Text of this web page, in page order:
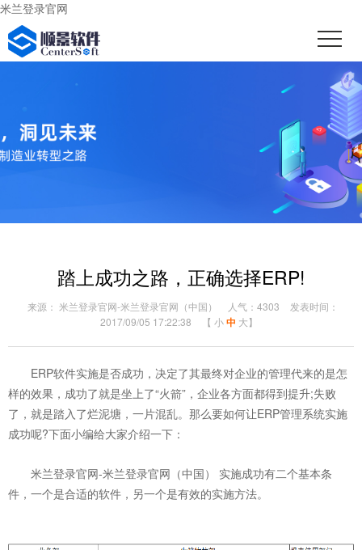
米兰登录官网
踏上成功之路，正确选择ERP!
来源： 米兰登录官网-米兰登录官网（中国） 人气：4303
发表时间：
2017/09/05 17:22:38
【 小中 大】
ERP软件实施是否成功，决定了其最终对企业的管理代来的是怎
样的效果，成功了就是坐上了“火箭”，企业各方面都得到提升;失败
了，就是踏入了烂泥塘，一片混乱。那么要如何让ERP管理系统实施
成功呢?下面小编给大家介绍一下：
米兰登录官网-米兰登录官网（中国） 实施成功有二个基本条
件，一个是合适的软件，另一个是有效的实施方法。